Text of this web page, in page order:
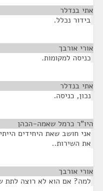
אתי בנדלר
בידור נכלל.
אורי אורבך
כניסה למקומות.
אתי בנדלר
נכון, כניסה.
היו"ר כרמל שאמה-הכהן
אני חושב שאת היחידים
את השירות..
אורי אורבך
למה? אם הוא לא רוצה לתת